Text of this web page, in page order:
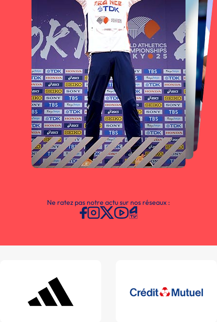
Ne ratez pas notre actu sur nos réseaux :